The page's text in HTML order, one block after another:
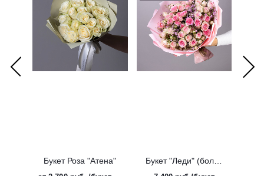
Букет Роза "Атена" Букет "Леди" (большой)